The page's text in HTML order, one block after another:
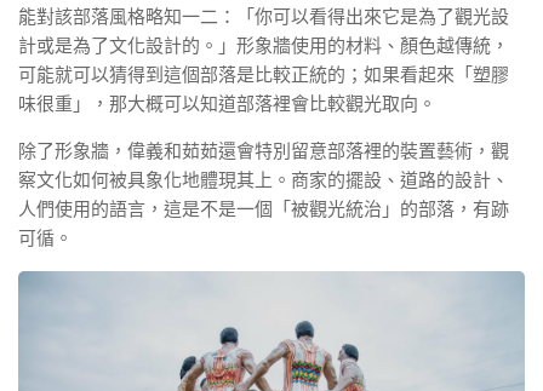
能對該部落風格略知一二：「你可以看得出來它是為了觀光設
計或是為了文化設計的。」形象牆使用的材料、顏色越傳統，
可能就可以猜得到這個部落是比較正統的；如果看起來「塑膠
味很重」，那大概可以知道部落裡會比較觀光取向。
除了形象牆，偉義和茹茹還會特別留意部落裡的裝置藝術，觀
察文化如何被具象化地體現其上。商家的擺設、道路的設計、
人們使用的語言，這是不是一個「被觀光統治」的部落，有跡
可循。